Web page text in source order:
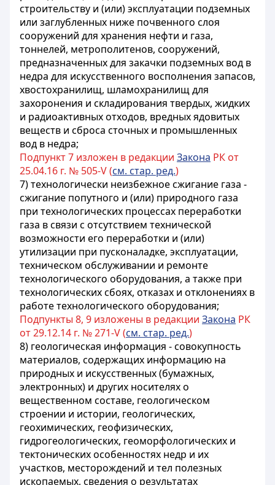
строительству и (или) эксплуатации подземных
или заглубленных ниже почвенного слоя
сооружений для хранения нефти и газа,
тоннелей, метрополитенов, сооружений,
предназначенных для закачки подземных вод в
недра для искусственного восполнения запасов,
хвостохранилищ, шламохранилищ для
захоронения и складирования твердых, жидких
и радиоактивных отходов, вредных ядовитых
веществ и сброса сточных и промышленных
вод в недра;
Подпункт 7 изложен в редакции Закона РК от
25.04.16 г. № 505-V (см. стар. ред.)
7) технологически неизбежное сжигание газа -
сжигание попутного и (или) природного газа
при технологических процессах переработки
газа в связи с отсутствием технической
возможности его переработки и (или)
утилизации при пусконаладке, эксплуатации,
техническом обслуживании и ремонте
технологического оборудования, а также при
технологических сбоях, отказах и отклонениях в
работе технологического оборудования;
Подпункты 8, 9 изложены в редакции Закона РК
от 29.12.14 г. № 271-V (см. стар. ред.)
8) геологическая информация - совокупность
материалов, содержащих информацию на
природных и искусственных (бумажных,
электронных) и других носителях о
вещественном составе, геологическом
строении и истории, геологических,
геохимических, геофизических,
гидрогеологических, геоморфологических и
тектонических особенностях недр и их
участков, месторождений и тел полезных
ископаемых, сведения о результатах